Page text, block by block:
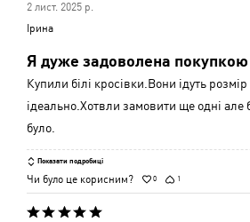
5
з
5
2 лист. 2025 р.
Ірина
Я дуже задоволена покупкою
Купили білі кросівки.Вони ідуть
ідеально.Хотвли замовити ще одні але
було.
Показати подробиці
Чи було це корисним? 0 1
Оцінено